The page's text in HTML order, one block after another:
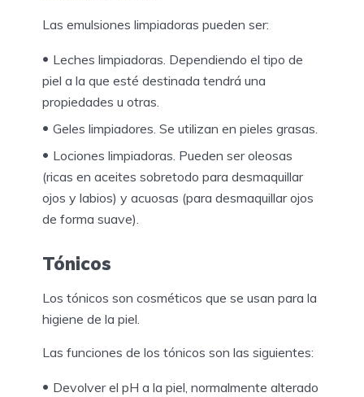
Las emulsiones limpiadoras pueden ser:
Leches limpiadoras. Dependiendo el tipo de
piel a la que esté destinada tendrá una
propiedades u otras.
Geles limpiadores. Se utilizan en pieles grasas.
Lociones limpiadoras. Pueden ser oleosas
(ricas en aceites sobretodo para desmaquillar
ojos y labios) y acuosas (para desmaquillar ojos
de forma suave).
Tónicos
Los tónicos son cosméticos que se usan para la
higiene de la piel.
Las funciones de los tónicos son las siguientes:
Devolver el pH a la piel, normalmente alterado